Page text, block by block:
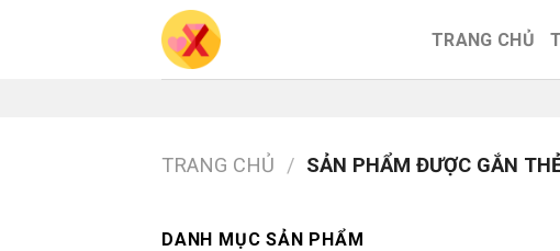
TRANG CHỦ
TRANG CHỦ / SẢN PHẨM ĐƯỢC GẮN
DANH MỤC SẢN PHẨM